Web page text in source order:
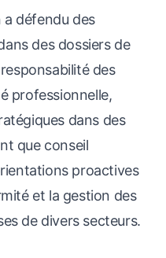
a défendu des
des dossiers de
des
professionnelle,
dans des
que conseil
proactives
et la gestion des
de divers secteurs.